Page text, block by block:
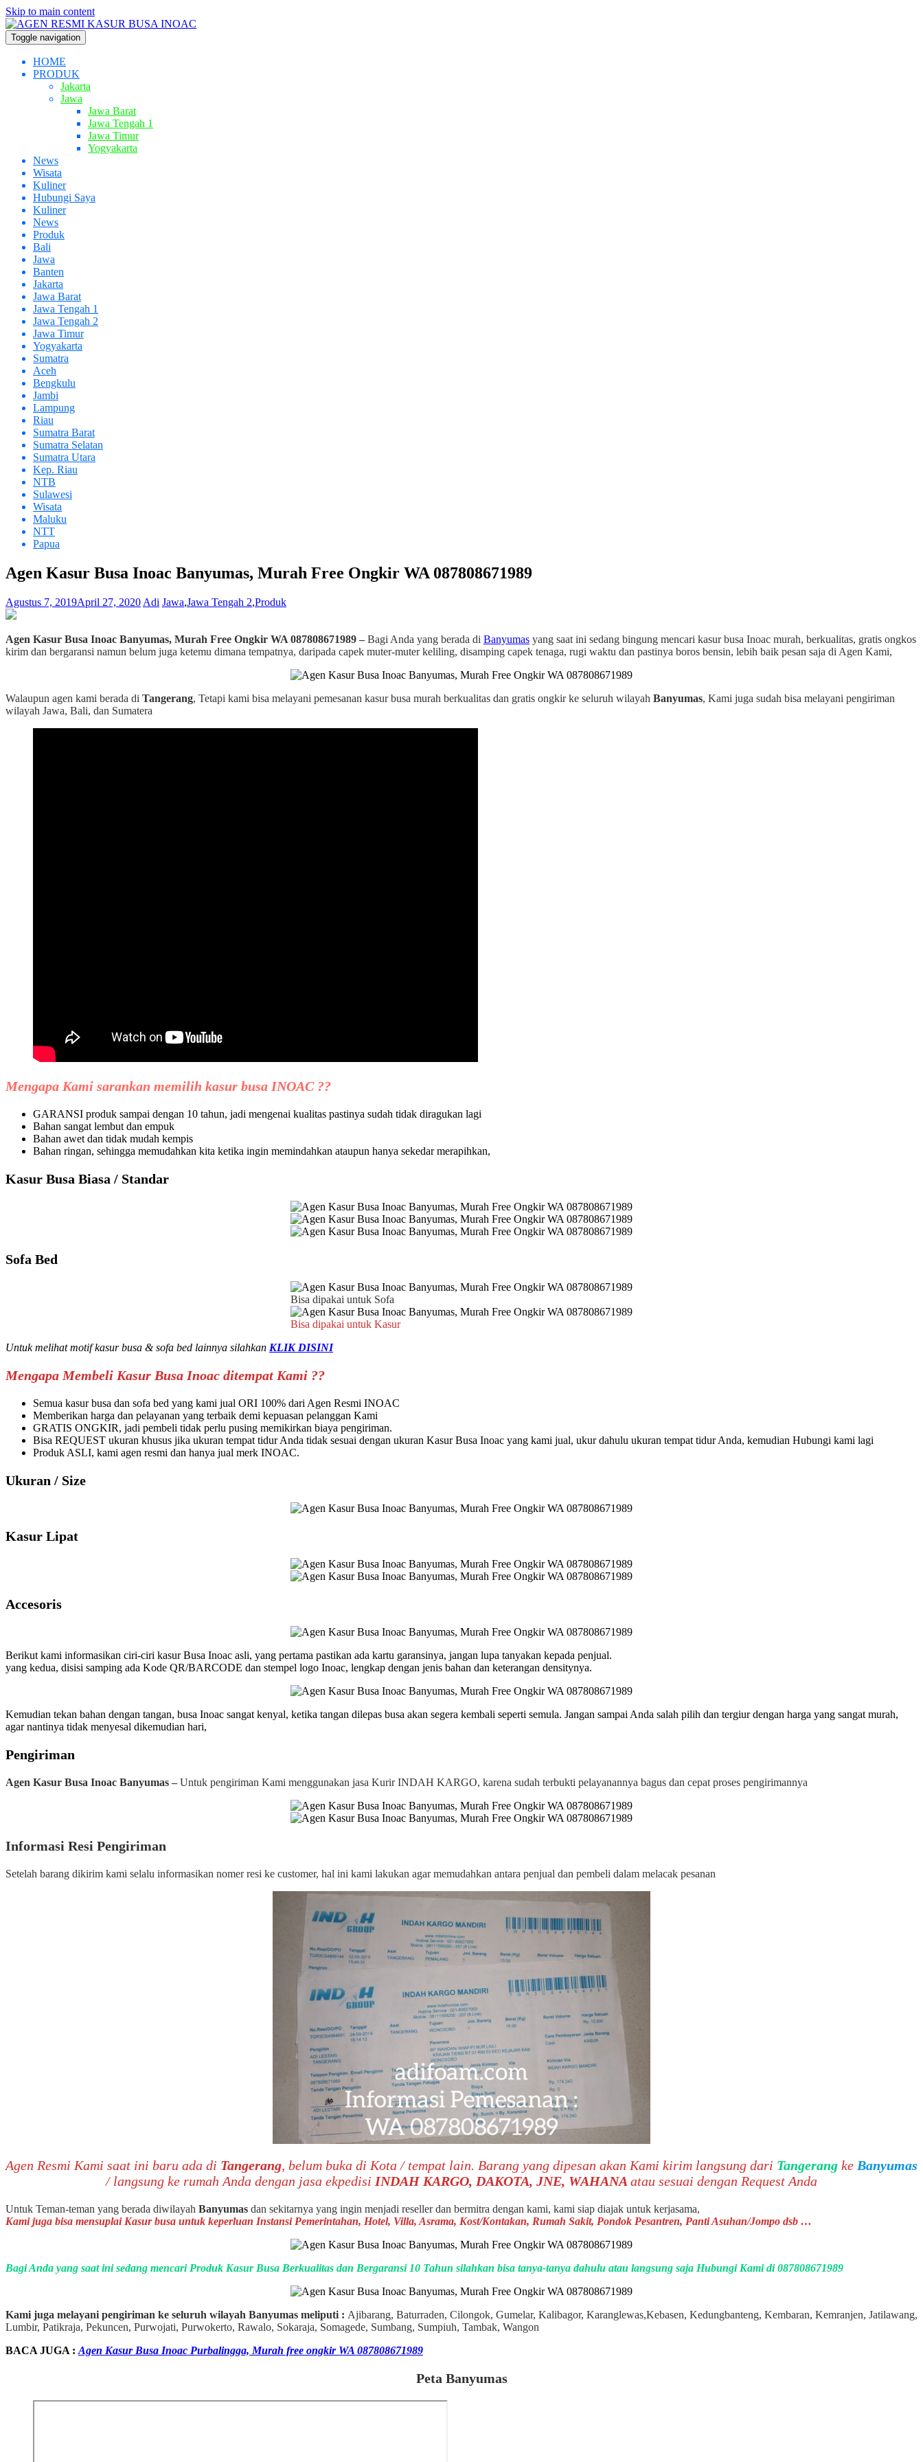
Skip to main content
Toggle navigation
HOME
PRODUK
Jakarta
Jawa
Jawa Barat
Jawa Tengah 1
Jawa Timur
Yogyakarta
News
Wisata
Kuliner
Hubungi Saya
Kuliner
News
Produk
Bali
Jawa
Banten
Jakarta
Jawa Barat
Jawa Tengah 1
Jawa Tengah 2
Jawa Timur
Yogyakarta
Sumatra
Aceh
Bengkulu
Jambi
Lampung
Riau
Sumatra Barat
Sumatra Selatan
Sumatra Utara
Kep. Riau
NTB
Sulawesi
Wisata
Maluku
NTT
Papua
Agen Kasur Busa Inoac Banyumas, Murah Free Ongkir WA 087808671989
Agustus 7, 2019April 27, 2020 Adi Jawa,Jawa Tengah 2,Produk
Agen Kasur Busa Inoac Banyumas, Murah Free Ongkir WA 087808671989 – Bagi Anda yang berada di Banyumas yang saat ini sedang bingung mencari kasur busa Inoac murah, berkualitas, gratis ongkos
kirim dan bergaransi namun belum juga ketemu dimana tempatnya, daripada capek muter-muter keliling, disamping capek tenaga, rugi waktu dan pastinya boros bensin, lebih baik pesan saja di Agen Kami,
Walaupun agen kami berada di Tangerang, Tetapi kami bisa melayani pemesanan kasur busa murah berkualitas dan gratis ongkir ke seluruh wilayah Banyumas, Kami juga sudah bisa melayani pengiriman
wilayah Jawa, Bali, dan Sumatera
Mengapa Kami sarankan memilih kasur busa INOAC ??
GARANSI produk sampai dengan 10 tahun, jadi mengenai kualitas pastinya sudah tidak diragukan lagi
Bahan sangat lembut dan empuk
Bahan awet dan tidak mudah kempis
Bahan ringan, sehingga memudahkan kita ketika ingin memindahkan ataupun hanya sekedar merapihkan,
Kasur Busa Biasa / Standar
Sofa Bed
Bisa dipakai untuk Sofa
Bisa dipakai untuk Kasur
Untuk melihat motif kasur busa & sofa bed lainnya silahkan KLIK DISINI
Mengapa Membeli Kasur Busa Inoac ditempat Kami ??
Semua kasur busa dan sofa bed yang kami jual ORI 100% dari Agen Resmi INOAC
Memberikan harga dan pelayanan yang terbaik demi kepuasan pelanggan Kami
GRATIS ONGKIR, jadi pembeli tidak perlu pusing memikirkan biaya pengiriman.
Bisa REQUEST ukuran khusus jika ukuran tempat tidur Anda tidak sesuai dengan ukuran Kasur Busa Inoac yang kami jual, ukur dahulu ukuran tempat tidur Anda, kemudian Hubungi kami lagi
Produk ASLI, kami agen resmi dan hanya jual merk INOAC.
Ukuran / Size
Kasur Lipat
Accesoris
Berikut kami informasikan ciri-ciri kasur Busa Inoac asli, yang pertama pastikan ada kartu garansinya, jangan lupa tanyakan kepada penjual.
yang kedua, disisi samping ada Kode QR/BARCODE dan stempel logo Inoac, lengkap dengan jenis bahan dan keterangan densitynya.
Kemudian tekan bahan dengan tangan, busa Inoac sangat kenyal, ketika tangan dilepas busa akan segera kembali seperti semula. Jangan sampai Anda salah pilih dan tergiur dengan harga yang sangat murah,
agar nantinya tidak menyesal dikemudian hari,
Pengiriman
Agen Kasur Busa Inoac Banyumas – Untuk pengiriman Kami menggunakan jasa Kurir INDAH KARGO, karena sudah terbukti pelayanannya bagus dan cepat proses pengirimannya
Informasi Resi Pengiriman
Setelah barang dikirim kami selalu informasikan nomer resi ke customer, hal ini kami lakukan agar memudahkan antara penjual dan pembeli dalam melacak pesanan
Agen Resmi Kami saat ini baru ada di Tangerang, belum buka di Kota / tempat lain. Barang yang dipesan akan Kami kirim langsung dari Tangerang ke Banyumas
/ langsung ke rumah Anda dengan jasa ekpedisi INDAH KARGO, DAKOTA, JNE, WAHANA atau sesuai dengan Request Anda
Untuk Teman-teman yang berada diwilayah Banyumas dan sekitarnya yang ingin menjadi reseller dan bermitra dengan kami, kami siap diajak untuk kerjasama,
Kami juga bisa mensuplai Kasur busa untuk keperluan Instansi Pemerintahan, Hotel, Villa, Asrama, Kost/Kontakan, Rumah Sakit, Pondok Pesantren, Panti Asuhan/Jompo dsb …
Bagi Anda yang saat ini sedang mencari Produk Kasur Busa Berkualitas dan Bergaransi 10 Tahun silahkan bisa tanya-tanya dahulu atau langsung saja Hubungi Kami di 087808671989
Kami juga melayani pengiriman ke seluruh wilayah Banyumas meliputi : Ajibarang, Baturraden, Cilongok, Gumelar, Kalibagor, Karanglewas,Kebasen, Kedungbanteng, Kembaran, Kemranjen, Jatilawang,
Lumbir, Patikraja, Pekuncen, Purwojati, Purwokerto, Rawalo, Sokaraja, Somagede, Sumbang, Sumpiuh, Tambak, Wangon
BACA JUGA : Agen Kasur Busa Inoac Purbalingga, Murah free ongkir WA 087808671989
Peta Banyumas